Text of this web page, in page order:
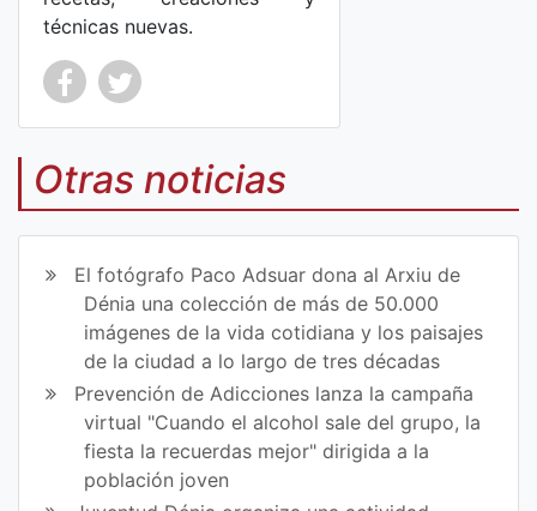
técnicas nuevas.
Co
mp
art
en
Fa
ce
bo
ok
Co
mp
art
ir
en
Tw
itt
er
Otras noticias
El fotógrafo Paco Adsuar dona al Arxiu de
Dénia una colección de más de 50.000
imágenes de la vida cotidiana y los paisajes
de la ciudad a lo largo de tres décadas
Prevención de Adicciones lanza la campaña
virtual "Cuando el alcohol sale del grupo, la
fiesta la recuerdas mejor" dirigida a la
población joven